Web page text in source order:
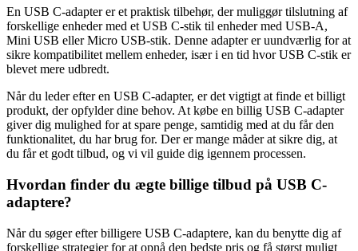
En USB C-adapter er et praktisk tilbehør, der muliggør tilslutning af
forskellige enheder med et USB C-stik til enheder med USB-A,
Mini USB eller Micro USB-stik. Denne adapter er uundværlig for at
sikre kompatibilitet mellem enheder, især i en tid hvor USB C-stik er
blevet mere udbredt.
Når du leder efter en USB C-adapter, er det vigtigt at finde et billigt
produkt, der opfylder dine behov. At købe en billig USB C-adapter
giver dig mulighed for at spare penge, samtidig med at du får den
funktionalitet, du har brug for. Der er mange måder at sikre dig, at
du får et godt tilbud, og vi vil guide dig igennem processen.
Hvordan finder du ægte billige tilbud på USB C-
adaptere?
Når du søger efter billigere USB C-adaptere, kan du benytte dig af
forskellige strategier for at opnå den bedste pris og få størst muligt